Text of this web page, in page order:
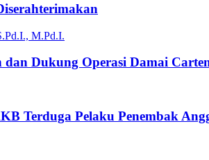
Dukung Operasi Damai
Terduga Pelaku Penembak